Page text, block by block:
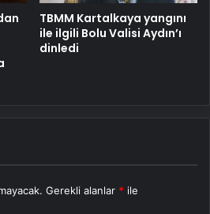
TBMM Kartalkaya yangını
ile ilgili Bolu Valisi Aydın’ı
dinledi
Gerekli alanlar * ile